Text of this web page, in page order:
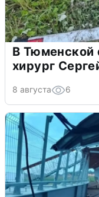
В Тюменской
хирург
8 августа 6